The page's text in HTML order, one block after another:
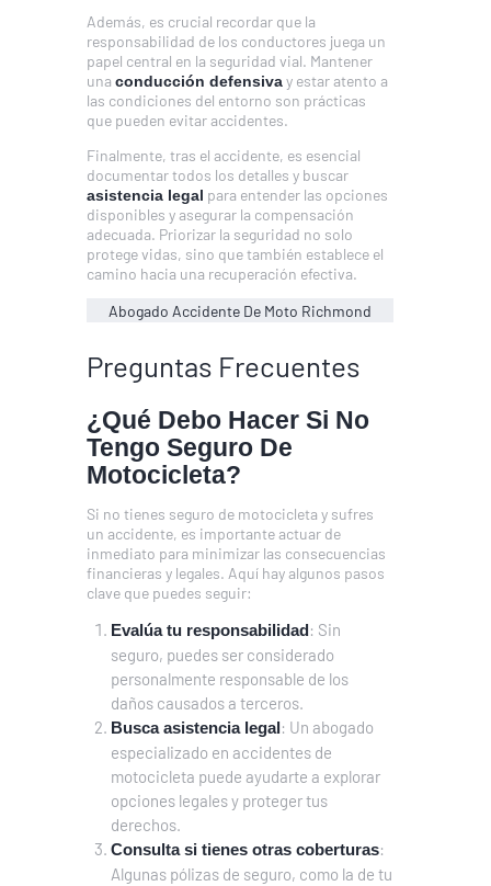
Además, es crucial recordar que la
responsabilidad de los conductores juega un
papel central en la seguridad vial. Mantener
una conducción defensivay estar atento a
las condiciones del entorno son prácticas
que pueden evitar accidentes.
Finalmente, tras el accidente, es esencial
documentar todos los detalles y buscar
asistencia legal para entender las opciones
disponibles y asegurar la compensación
adecuada. Priorizar la seguridad no solo
protege vidas, sino que también establece el
camino hacia una recuperación efectiva.
Abogado Accidente De Moto Richmond
Preguntas Frecuentes
¿Qué Debo Hacer Si No
Tengo Seguro De
Motocicleta?
Si no tienes seguro de motocicleta y sufres
un accidente, es importante actuar de
inmediato para minimizar las consecuencias
financieras y legales. Aquí hay algunos pasos
clave que puedes seguir:
Evalúa tu responsabilidad : Sin
seguro, puedes ser considerado
personalmente responsable de los
daños causados a terceros.
Busca asistencia legal : Un abogado
especializado en accidentes de
motocicleta puede ayudarte a explorar
opciones legales y proteger tus
derechos.
Consulta si tienes otras coberturas:
Algunas pólizas de seguro, como la de tu